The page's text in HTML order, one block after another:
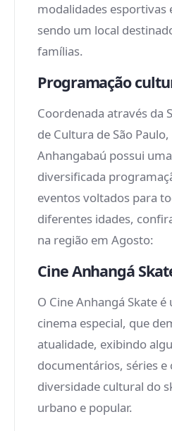
modalidades esportivas
sendo um local
famílias.
Programação
Coordenada através da
de Cultura de São
Anhangabaú possui
diversificada
eventos voltados para
diferentes idades,
na região em Agosto:
Cine Anhangá
O Cine Anhangá Skate é
cinema especial, que
atualidade, exibindo
documentários, séries e
diversidade cultural do
urbano e popular.